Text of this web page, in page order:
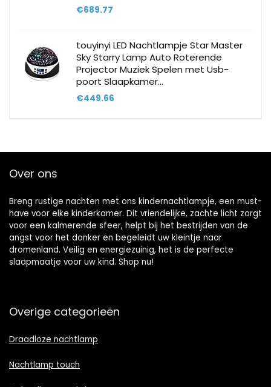
€689.77
touyinyi LED Nachtlampje Star Master
Sky Starry Lamp Auto Roterende
Projector Muziek Spelen met Usb-
poort Slaapkamer…
€449.66
Over ons
Breng rustige nachten met ons kindernachtlampje, een must-
have voor elke kinderkamer. Dit vriendelijke, zachte licht zorgt
voor een kalmerende sfeer, helpt bij het bestrijden van de
angst voor het donker en begeleidt uw kleintje naar
dromenland. Veilig en energiezuinig, het is de perfecte
slaapmaatje voor uw kind. Shop nu!
Overige categorieën
Draadloze nachtlamp
Nachtlamp touch